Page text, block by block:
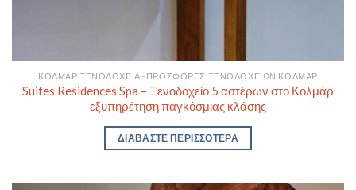
ΚΌΛΜΑΡ ΞΕΝΟΔΟΧΕΊΑ -ΠΡΟΣΦΟΡΈΣ ΞΕΝΟΔΟΧΕΊΩΝ ΚΟΛΜΆΡ
Suites Residences Spa – Ξενοδοχείο 5 αστέρων στο Κολμάρ
εξυπηρέτηση παγκόσμιας κλάσης
ΔΙΑΒΆΣΤΕ ΠΕΡΙΣΣΌΤΕΡΑ